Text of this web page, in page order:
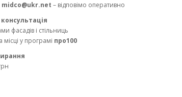
midco@ukr.net – відповімо оперативно
фасадів і стільниць
у програмі про100